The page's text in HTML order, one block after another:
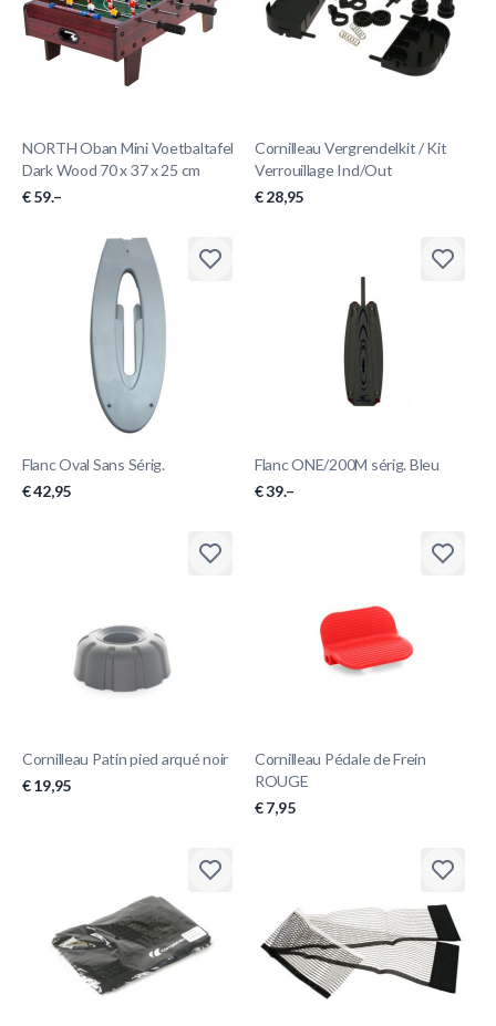
NORTH Oban Mini Voetbaltafel
Dark Wood 70 x 37 x 25 cm
€ 59.–
Cornilleau Vergrendelkit / Kit
Verrouillage Ind/Out
€ 28,95
Flanc Oval Sans Sérig.
€ 42,95
Flanc ONE/200M sérig. Bleu
€ 39.–
Cornilleau Patin pied arqué noir
€ 19,95
Cornilleau Pédale de Frein
ROUGE
€ 7,95